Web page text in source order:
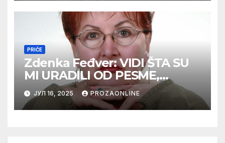
PRIČE
Zdenka Feđver: VIDI ŠTA SU
MI URADILI OD PESME,
MAMA*
ЈУЛ 16, 2025 PROZAONLINE